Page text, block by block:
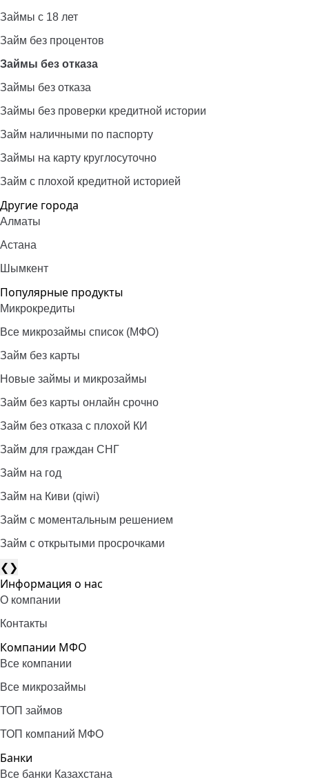
Займы с 18 лет
Займ без процентов
Займы без отказа
Займы без отказа
Займы без проверки кредитной истории
Займ наличными по паспорту
Займы на карту круглосуточно
Займ с плохой кредитной историей
Другие города
Алматы
Астана
Шымкент
Популярные продукты
Микрокредиты
Все микрозаймы список (МФО)
Займ без карты
Новые займы и микрозаймы
Займ без карты онлайн срочно
Займ без отказа с плохой КИ
Займ для граждан СНГ
Займ на год
Займ на Киви (qiwi)
Займ c моментальным решением
Займ с открытыми просрочками
❮❯
Информация о нас
О компании
Контакты
Компании МФО
Все компании
Все микрозаймы
ТОП займов
ТОП компаний МФО
Банки
Все банки Казахстана